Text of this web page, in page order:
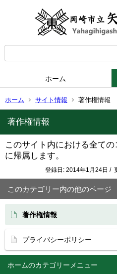
ホーム
ホーム サイト情報 著作権情報
ホーム
著作権情報
このサイト内における全て
に帰属します。
登録日: 2014年1月24日 /
このカテゴリー内の他のページ
著作権情報
プライバシーポリシー